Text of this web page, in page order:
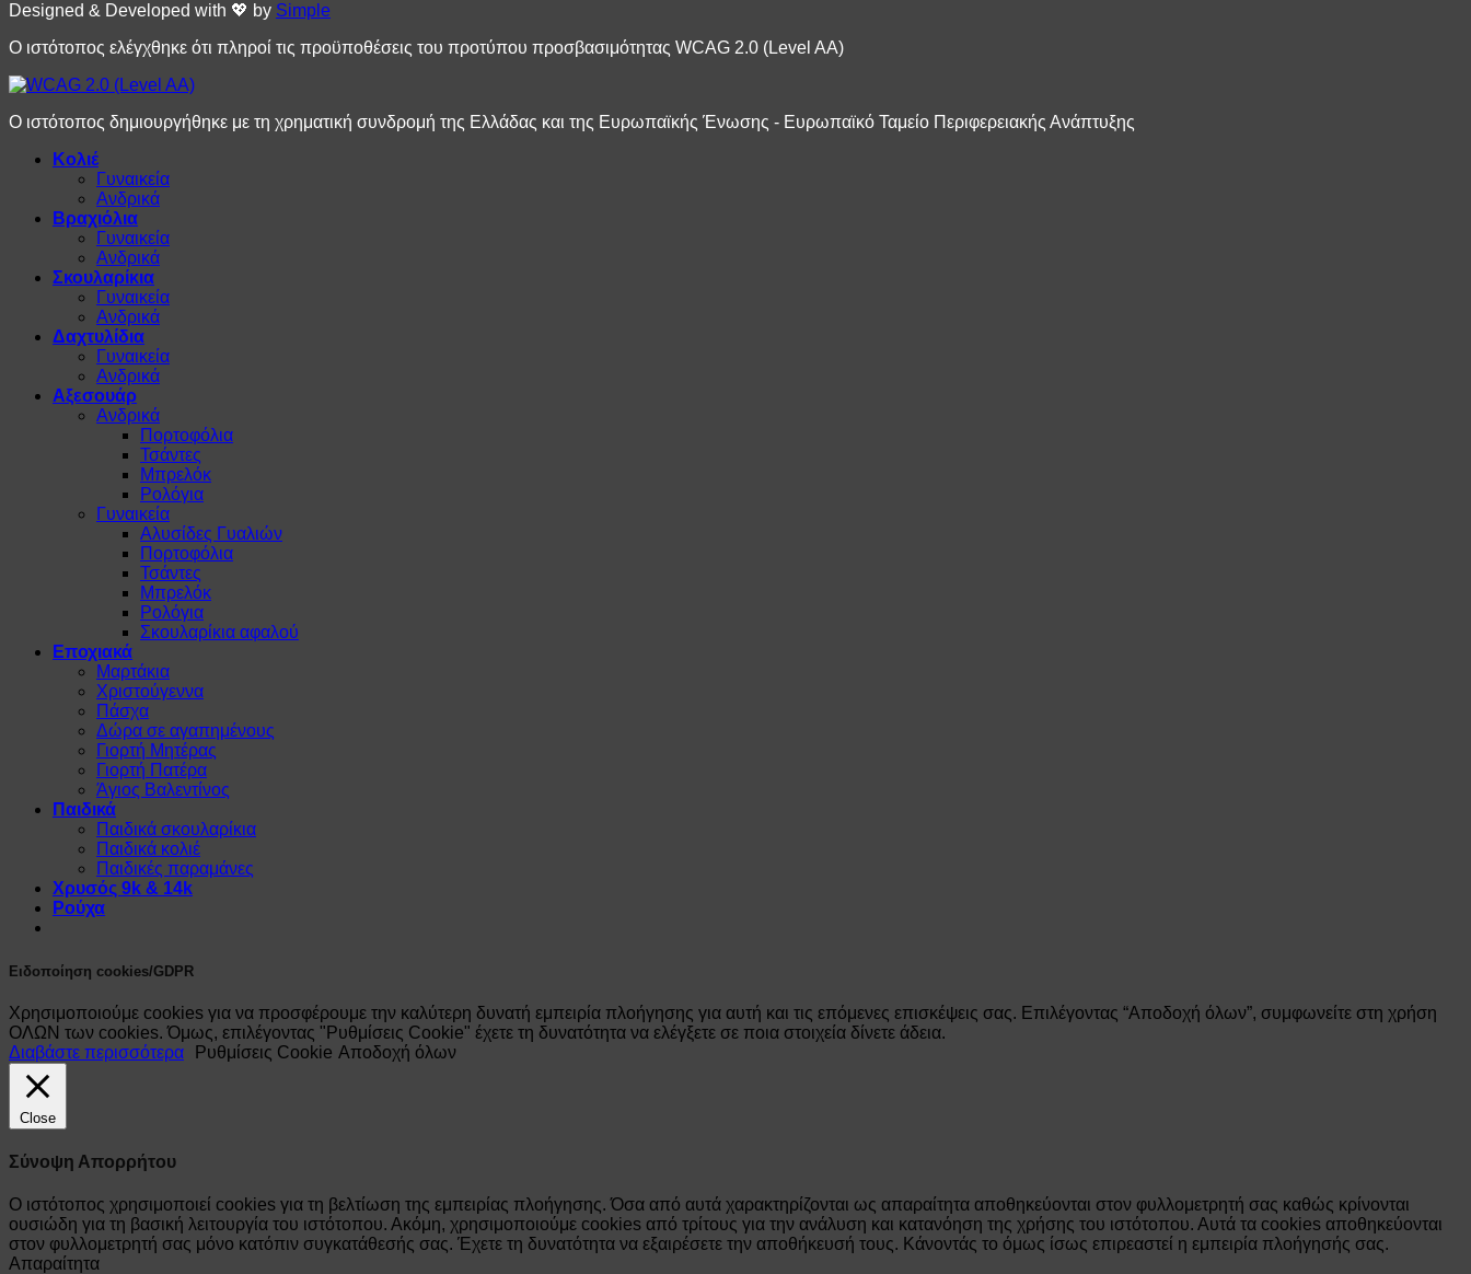
Designed & Developed with 💖 by Simple
Ο ιστότοπος ελέγχθηκε ότι πληροί τις προϋποθέσεις του προτύπου προσβασιμότητας WCAG 2.0 (Level AA)
Ο ιστότοπος δημιουργήθηκε με τη χρηματική συνδρομή της Ελλάδας και της Ευρωπαϊκής Ένωσης - Ευρωπαϊκό Ταμείο Περιφερειακής Ανάπτυξης
Κολιέ
Γυναικεία
Ανδρικά
Βραχιόλια
Γυναικεία
Ανδρικά
Σκουλαρίκια
Γυναικεία
Ανδρικά
Δαχτυλίδια
Γυναικεία
Ανδρικά
Αξεσουάρ
Ανδρικά
Πορτοφόλια
Τσάντες
Μπρελόκ
Ρολόγια
Γυναικεία
Αλυσίδες Γυαλιών
Πορτοφόλια
Τσάντες
Μπρελόκ
Ρολόγια
Σκουλαρίκια αφαλού
Εποχιακά
Μαρτάκια
Χριστούγεννα
Πάσχα
Δώρα σε αγαπημένους
Γιορτή Μητέρας
Γιορτή Πατέρα
Άγιος Βαλεντίνος
Παιδικά
Παιδικά σκουλαρίκια
Παιδικά κολιέ
Παιδικές παραμάνες
Χρυσός 9k & 14k
Ρούχα
Ειδοποίηση cookies/GDPR
Χρησιμοποιούμε cookies για να προσφέρουμε την καλύτερη δυνατή εμπειρία πλοήγησης για αυτή και τις επόμενες επισκέψεις σας. Επιλέγοντας “Αποδοχή όλων”, συμφωνείτε στη χρήση
ΟΛΩΝ των cookies. Όμως, επιλέγοντας "Ρυθμίσεις Cookie" έχετε τη δυνατότητα να ελέγξετε σε ποια στοιχεία δίνετε άδεια.
Διαβάστε περισσότερα
Ρυθμίσεις Cookie Αποδοχή όλων
Close
Σύνοψη Απορρήτου
Ο ιστότοπος χρησιμοποιεί cookies για τη βελτίωση της εμπειρίας πλοήγησης. Όσα από αυτά χαρακτηρίζονται ως απαραίτητα αποθηκεύονται στον φυλλομετρητή σας καθώς κρίνονται
ουσιώδη για τη βασική λειτουργία του ιστότοπου. Ακόμη, χρησιμοποιούμε cookies από τρίτους για την ανάλυση και κατανόηση της χρήσης του ιστότοπου. Αυτά τα cookies αποθηκεύονται
στον φυλλομετρητή σας μόνο κατόπιν συγκατάθεσής σας. Έχετε τη δυνατότητα να εξαιρέσετε την αποθήκευσή τους. Κάνοντάς το όμως ίσως επιρεαστεί η εμπειρία πλοήγησής σας.
Απαραίτητα